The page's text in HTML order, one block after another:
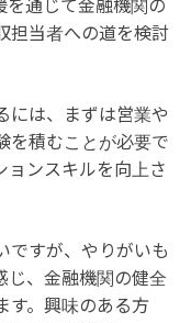
を通じて金融機関の
担当者への道を検討
には、まずは営業や
を積むことが必要で
ョンスキルを向上さ
ですが、やりがいも
じ、金融機関の健全
す。興味のある方